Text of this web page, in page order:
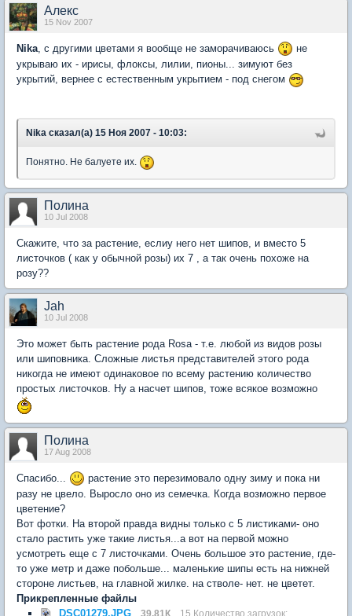
Aлекc
15 Nov 2007
Nika , с другими цветами я вообще не заморачиваюсь
не
укрываю их - ирисы, флоксы, лилии, пионы... зимуют без
укрытий, вернее с естественным укрытием - под снегом
Nika сказал(а) 15 Ноя 2007 - 10:03:
Понятно. Не балуете их.
Полина
10 Jul 2008
Скажите, что за растение, еслиу него нет шипов, и вместо 5
листочков ( как у обычной розы) их 7 , а так очень похоже на
розу??
Jah
10 Jul 2008
Это может быть растение рода Rosa - т.е. любой из видов розы
или шиповника. Сложные листья представителей этого рода
никогда не имеют одинаковое по всему растению количество
простых листочков. Ну а насчет шипов, тоже всякое возможно
Полина
17 Aug 2008
Спасибо...
растение это перезимовало одну зиму и пока ни
разу не цвело. Выросло оно из семечка. Когда возможно первое
цветение?
Вот фотки. На второй правда видны только с 5 листиками- оно
стало растить уже такие листья...а вот на первой можно
усмотреть еще с 7 листочками. Очень большое это растение, где-
то уже метр и даже побольше... маленькие шипы есть на нижней
стороне листьев, на главной жилке. на стволе- нет. не цветет.
Прикрепленные файлы
DSC01279.JPG
39.81К 15 Количество загрузок: